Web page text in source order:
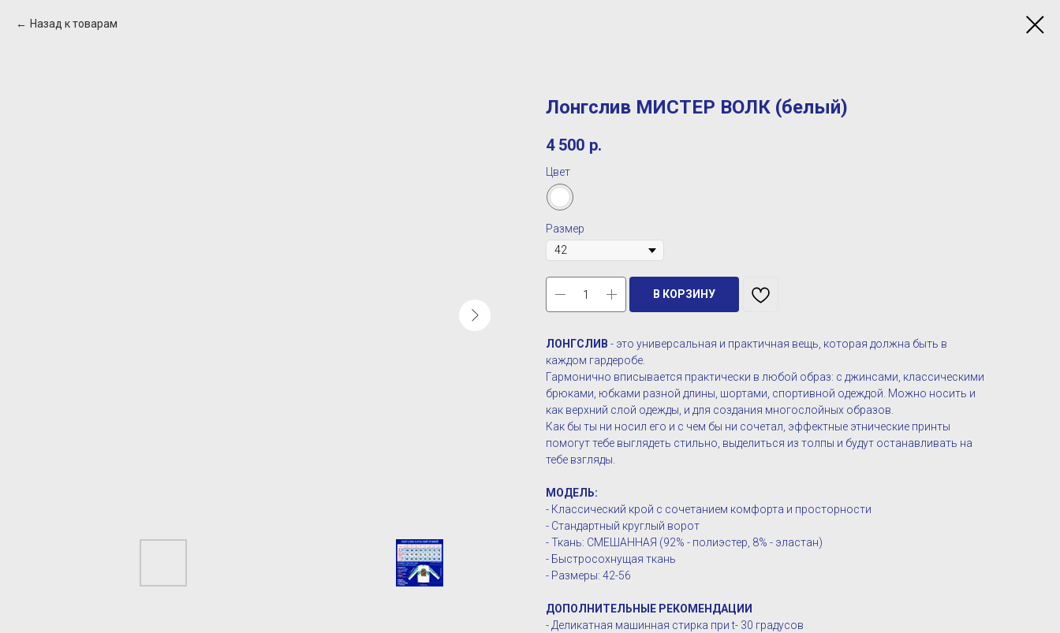
Назад к товарам
Лонгслив МИСТЕР ВОЛК (белый)
4 500 р.
Цвет
Размер
В КОРЗИНУ
ЛОНГСЛИВ - это универсальная и практичная вещь, которая должна быть в
каждом гардеробе.
Гармонично вписывается практически в любой образ: с джинсами, классическими
брюками, юбками разной длины, шортами, спортивной одеждой. Можно носить и
как верхний слой одежды, и для создания многослойных образов.
Как бы ты ни носил его и с чем бы ни сочетал, эффектные этнические принты
помогут тебе выглядеть стильно, выделиться из толпы и будут останавливать на
тебе взгляды.
МОДЕЛЬ:
- Классический крой с сочетанием комфорта и просторности
- Стандартный круглый ворот
- Ткань: СМЕШАННАЯ (92% - полиэстер, 8% - эластан)
- Быстросохнущая ткань
- Размеры: 42-56
ДОПОЛНИТЕЛЬНЫЕ РЕКОМЕНДАЦИИ
- Деликатная машинная стирка при t- 30 градусов